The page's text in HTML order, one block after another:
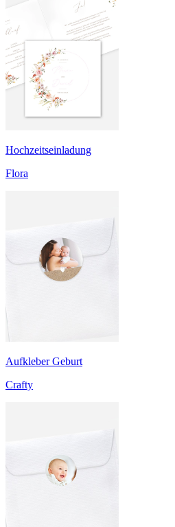
Hochzeitseinladung
Flora
Aufkleber Geburt
Crafty